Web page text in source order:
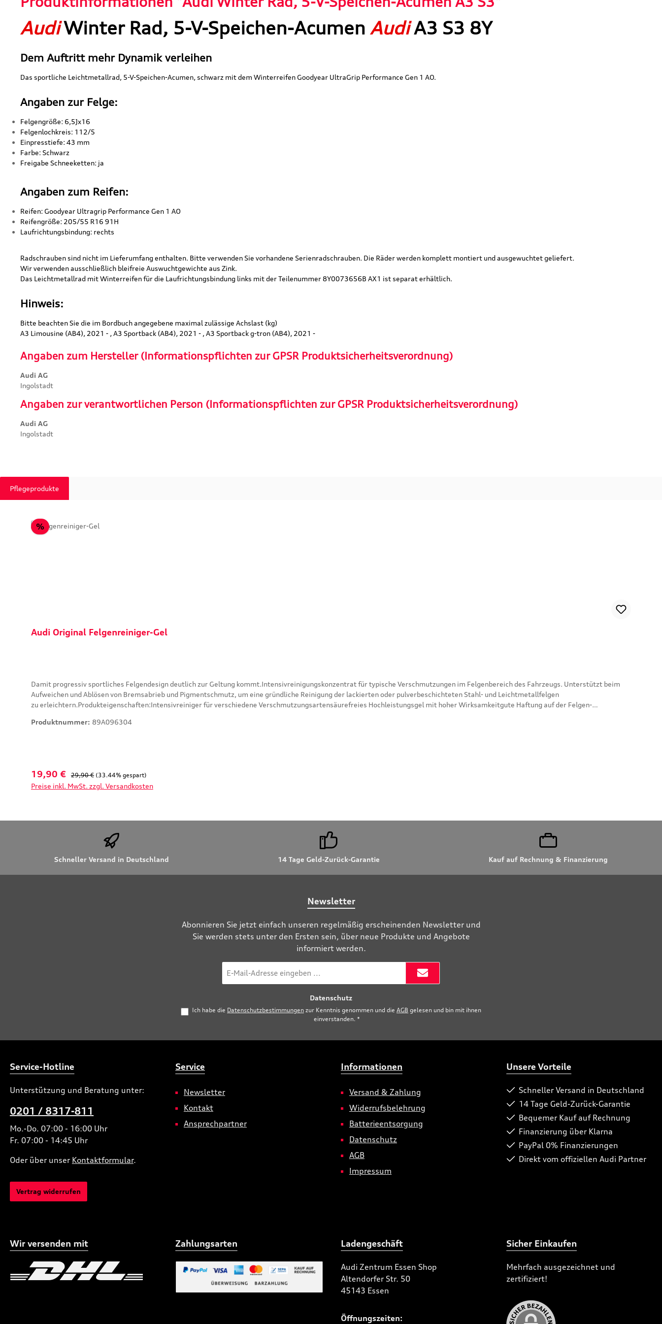
AudiWinter Rad, 5-V-Speichen-Acumen AudiA3 S3 8Y
Dem Auftritt mehr Dynamik verleihen
Das sportliche Leichtmetallrad, 5-V-Speichen-Acumen, schwarz mit dem Winterreifen Goodyear UltraGrip Performance Gen 1 AO.
Angaben zur Felge:
Felgengröße: 6,5Jx16
Felgenlochkreis: 112/5
Einpresstiefe: 43 mm
Farbe: Schwarz
Freigabe Schneeketten: ja
Angaben zum Reifen:
Reifen: Goodyear Ultragrip Performance Gen 1 AO
Reifengröße: 205/55 R16 91H
Laufrichtungsbindung: rechts
Radschrauben sind nicht im Lieferumfang enthalten. Bitte verwenden Sie vorhandene Serienradschrauben. Die Räder werden komplett montiert und ausgewuchtet geliefert.
Wir verwenden ausschließlich bleifreie Auswuchtgewichte aus Zink.
Das Leichtmetallrad mit Winterreifen für die Laufrichtungsbindung links mit der Teilenummer 8Y0073656B AX1 ist separat erhältlich.
Hinweis:
Bitte beachten Sie die im Bordbuch angegebene maximal zulässige Achslast (kg)
A3 Limousine (AB4), 2021 - , A3 Sportback (AB4), 2021 - , A3 Sportback g-tron (AB4), 2021 -
Angaben zum Hersteller (Informationspflichten zur GPSR Produktsicherheitsverordnung)
Audi AG
Ingolstadt
Angaben zur verantwortlichen Person (Informationspflichten zur GPSR Produktsicherheitsverordnung)
Audi AG
Ingolstadt
Pflegeprodukte
%Rabatt
Audi Original Felgenreiniger-Gel
Damit progressiv sportliches Felgendesign deutlich zur Geltung kommt.Intensivreinigungskonzentrat für typische Verschmutzungen im Felgenbereich des Fahrzeugs. Unterstützt beim
Aufweichen und Ablösen von Bremsabrieb und Pigmentschmutz, um eine gründliche Reinigung der lackierten oder pulverbeschichteten Stahl- und Leichtmetallfelgen
zu erleichtern.Produkteigenschaften:Intensivreiniger für verschiedene Verschmutzungsartensäurefreies Hochleistungsgel mit hoher Wirksamkeitgute Haftung auf der Felgen-
Felgenreiniger-GelBenutzerhinweise in den Sprachvarianten Deutsch, Englisch, Spanisch, Französisch, Italienisch, Schwedisch, Portugiesisch, Niederländisch, Polnisch, Tschechisch,
Produktnummer: 89A096304
Verkaufspreis:
19,90 € Regulärer Preis:
29,90 € (33.44% gespart)
Preise inkl. MwSt. zzgl. Versandkosten
Schneller Versand in Deutschland 14 Tage Geld-Zurück-Garantie Kauf auf Rechnung & Finanzierung
Newsletter
Abonnieren Sie jetzt einfach unseren regelmäßig erscheinenden Newsletter und
Sie werden stets unter den Ersten sein, über neue Produkte und Angebote
informiert werden.
Mail-
Datenschutz
Ich habe die Datenschutzbestimmungen zur Kenntnis genommen und die AGB gelesen und bin mit ihnen
einverstanden. *
Service-Hotline
Unterstützung und Beratung unter:
0201 / 8317-811
Mo.-Do. 07:00 - 16:00 Uhr
Fr. 07:00 - 14:45 Uhr
Oder über unser Kontaktformular.
Vertrag widerrufen
Service
Newsletter
Kontakt
Ansprechpartner
Informationen
Versand & Zahlung
Widerrufsbelehrung
Batterieentsorgung
Datenschutz
AGB
Impressum
Unsere Vorteile
Schneller Versand in Deutschland
14 Tage Geld-Zurück-Garantie
Bequemer Kauf auf Rechnung
Finanzierung über Klarna
PayPal 0% Finanzierungen
Direkt vom offiziellen Audi Partner
Wir versenden mit
Benutzerdefiniertes Bild 2
Zahlungsarten Ladengeschäft
Audi Zentrum Essen Shop
Altendorfer Str. 50
45143 Essen
Öffnungszeiten:
Sicher Einkaufen
Mehrfach ausgezeichnet und
zertifiziert!